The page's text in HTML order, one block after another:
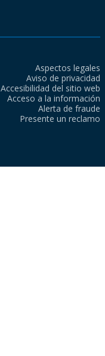
Aspectos legales
Aviso de privacidad
Accesibilidad del sitio web
Acceso a la información
Alerta de fraude
Presente un reclamo